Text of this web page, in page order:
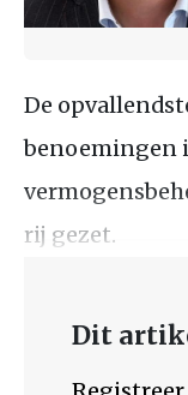
De
benoemingen
rij gezet.
Dit